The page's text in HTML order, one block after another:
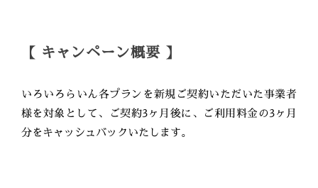
【 キャンペーン概要 】
いろいろらいん各プランを新規ご契約いただいた事業者
様を対象として、ご契約3ヶ月後に、ご利用料金の3ヶ月
分をキャッシュバックいたします。